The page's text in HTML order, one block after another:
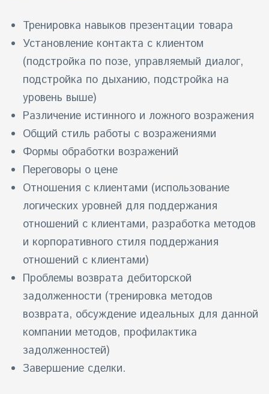
Тренировка навыков презентации товара
Установление контакта с клиентом
(подстройка по позе, управляемый диалог,
подстройка по дыханию, подстройка на
уровень выше)
Различение истинного и ложного возражения
Общий стиль работы с возражениями
Формы обработки возражений
Переговоры о цене
Отношения с клиентами (использование
логических уровней для поддержания
отношений с клиентами, разработка методов
и корпоративного стиля поддержания
отношений с клиентами)
Проблемы возврата дебиторской
задолженности (тренировка методов
возврата, обсуждение идеальных для данной
компании методов, профилактика
задолженностей)
Завершение сделки.